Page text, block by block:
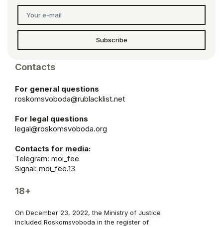
Subscribe
Contacts
For general questions
roskomsvoboda@rublacklist.net
For legal questions
legal@roskomsvoboda.org
Contacts for media:
Telegram: moi_fee
Signal: moi_fee.13
18+
On December 23, 2022, the Ministry of Justice
included Roskomsvoboda in the register of